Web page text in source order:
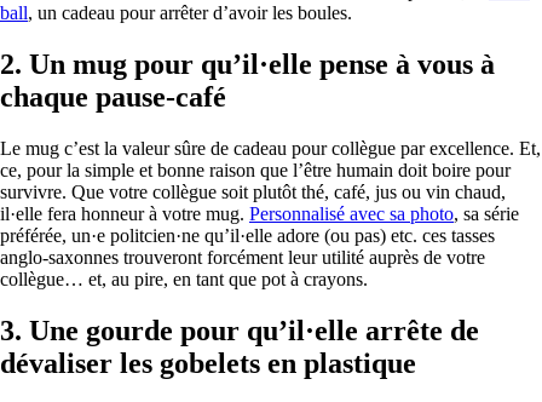
ball, un cadeau pour arrêter d’avoir les boules.
2. Un mug pour qu’il·elle pense à vous à
chaque pause-café
Le mug c’est la valeur sûre de cadeau pour collègue par excellence. Et,
ce, pour la simple et bonne raison que l’être humain doit boire pour
survivre. Que votre collègue soit plutôt thé, café, jus ou vin chaud,
il·elle fera honneur à votre mug. Personnalisé avec sa photo, sa série
préférée, un·e politcien·ne qu’il·elle adore (ou pas) etc. ces tasses
anglo-saxonnes trouveront forcément leur utilité auprès de votre
collègue… et, au pire, en tant que pot à crayons.
3. Une gourde pour qu’il·elle arrête de
dévaliser les gobelets en plastique